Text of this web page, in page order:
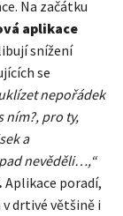
Na začátku
aplikace
snížení
se
nepořádek
ním?, pro ty,
a
nevěděli…,“
Aplikace poradí,
drtivé většině i